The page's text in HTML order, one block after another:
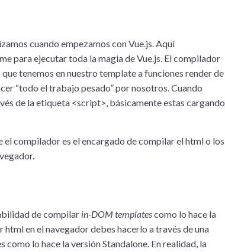
cuando empezamos con Vue.js. Aquí
para ejecutar toda la magia de Vue.js. El compilador
tenemos en nuestro template a funciones render de
“todo el trabajo pesado” por nosotros. Cuando
de la etiqueta <script>, básicamente estas cargando
compilador es el encargado de compilar el html o los
de compilar in-DOM templatescomo lo hace la
en el navegador debes hacerlo a través de una
como lo hace la versión Standalone. En realidad, la